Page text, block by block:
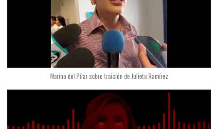
Marina del Pilar sobre traición de Julieta Ramírez